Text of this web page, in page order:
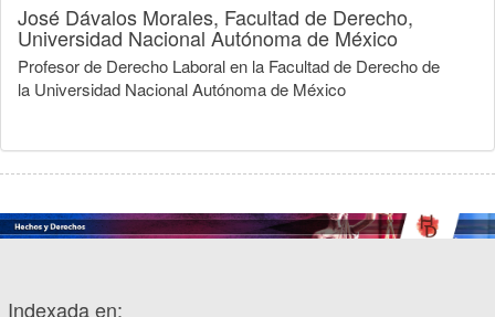
José Dávalos Morales, Facultad de Derecho,
Universidad Nacional Autónoma de México
Profesor de Derecho Laboral en la Facultad de Derecho de
la Universidad Nacional Autónoma de México
Indexada en: